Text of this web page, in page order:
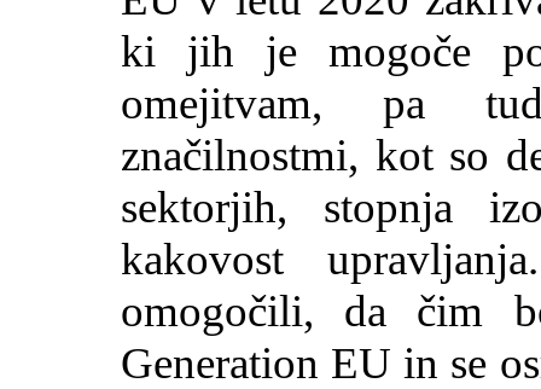
ki jih je mogoče
omejitvam, pa
značilnostmi, kot so
sektorjih, stopnja
kakovost
omogočili, da čim
Generation EU in se